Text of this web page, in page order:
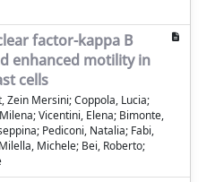
factor-kappa B
enhanced motility in
cells
Zein Mersini; Coppola, Lucia;
Vicentini, Elena; Bimonte,
Pediconi, Natalia; Fabi,
Michele; Bei, Roberto;